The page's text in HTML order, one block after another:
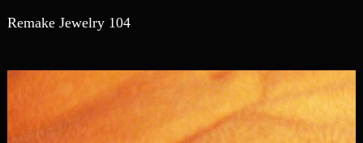
Remake Jewelry 104